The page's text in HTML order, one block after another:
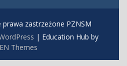
prawa zastrzeżone PZNSM
| Education Hub by
Themes